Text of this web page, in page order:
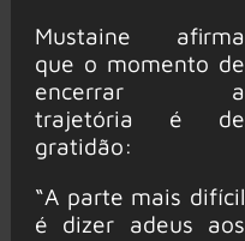
Mustaine afirma
que o momento de
encerrar a
trajetória é de
gratidão:
“A parte mais difícil
é dizer adeus aos